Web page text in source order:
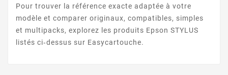
STYLUS OFFICE BX610FW
Pour trouver la référence exacte adaptée à votre
modèle et comparer originaux, compatibles, simples
et multipacks, explorez les produits Epson STYLUS
listés ci‑dessus sur Easycartouche.